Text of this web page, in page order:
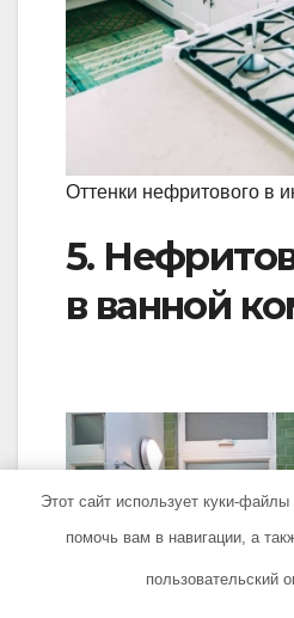
Оттенки нефритового в
5.
в ванной
Этот сайт использует куки-
помочь вам в навигации, а
пользовательский